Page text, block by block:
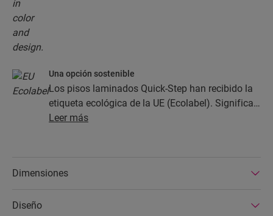
Una opción sostenible
Los pisos laminados Quick-Step han recibido la
etiqueta ecológica de la UE (Ecolabel). Significa
que están hechos por lo menos de un 80 % de
eficiente de energía. Además, los pisos
larga y una garantía de producto ampliada, son
Leer más
Dimensiones
Diseño